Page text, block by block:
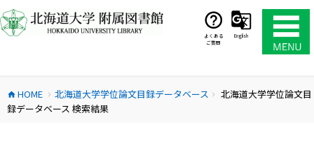
ン
テ
ス
キ
よくある
ご質問
English
home HOME chevron_right 北海道大学学位論文目録データベース chevron_right
北海道大学学位論文目
録データベース 検索結果